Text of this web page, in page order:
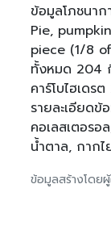
ข้อมูลโภชนาก
Pie,
piece (1/8
ทั้งหมด 204
คาร์โบไฮเดร
รายละเอียดข้
คอเลสเตอรอ
น้ำตาล, กากไ
ข้อมูลสร้างโดย